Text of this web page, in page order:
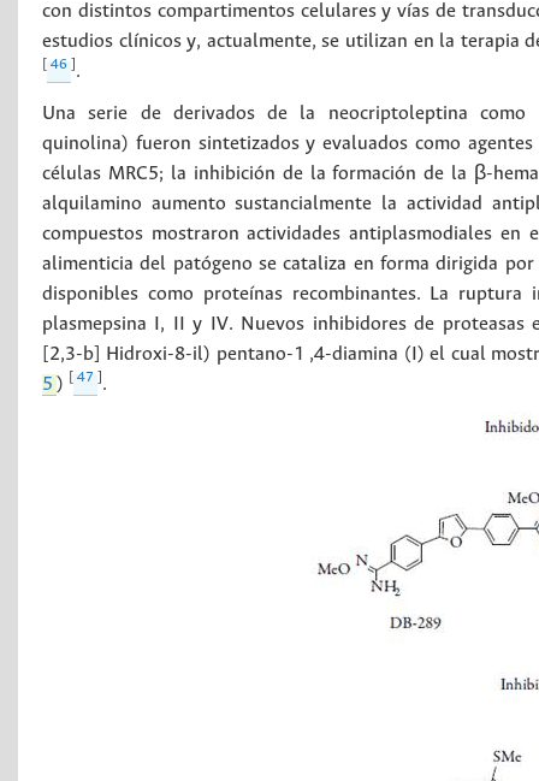
con distintos compartimentos celulares y vías de
estudios clínicos y, actualmente, se utilizan en la terapia
46 .
Una serie de derivados de la neocriptoleptina como
quinolina) fueron sintetizados y evaluados como
células MRC5; la inhibición de la formación de la β-
alquilamino aumento sustancialmente la actividad
compuestos mostraron actividades antiplasmodiales
alimenticia del patógeno se cataliza en forma dirigida
disponibles como proteínas recombinantes. La
plasmepsina I, II y IV. Nuevos inhibidores de
[2,3-b] Hidroxi-8-il) pentano-1 ,4-diamina (I) el cual
5 ) 47 .